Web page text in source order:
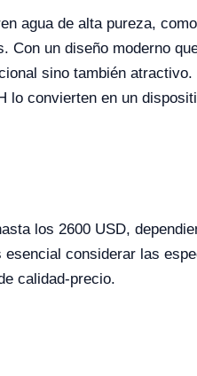
agua de alta pureza,
Con un diseño moderno
sino también atractivo.
lo convierten en un
los 2600 USD,
considerar las
calidad-precio.